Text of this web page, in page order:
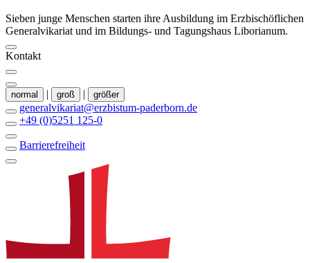
Sieben junge Menschen starten ihre Ausbildung im Erzbischöflichen
Generalvikariat und im Bildungs- und Tagungshaus Liborianum.
Kontakt
normal | groß | größer
generalvikariat@erzbistum-paderborn.de
+49 (0)5251 125-0
Barrierefreiheit